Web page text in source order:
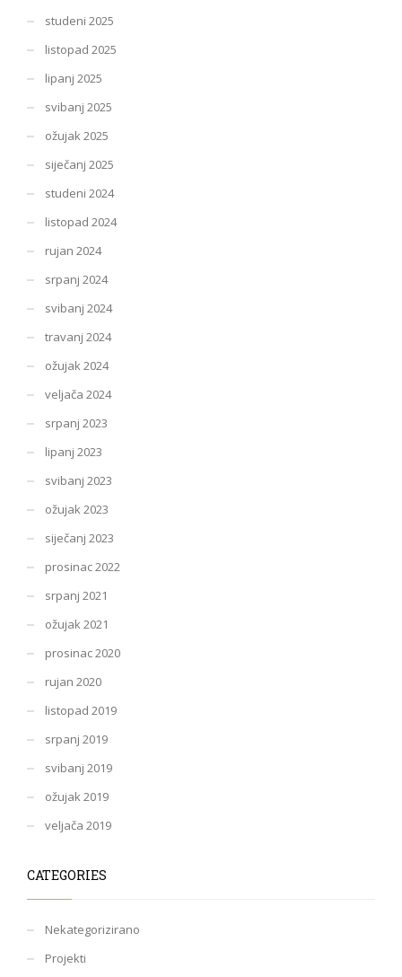
studeni 2025
listopad 2025
lipanj 2025
svibanj 2025
ožujak 2025
siječanj 2025
studeni 2024
listopad 2024
rujan 2024
srpanj 2024
svibanj 2024
travanj 2024
ožujak 2024
veljača 2024
srpanj 2023
lipanj 2023
svibanj 2023
ožujak 2023
siječanj 2023
prosinac 2022
srpanj 2021
ožujak 2021
prosinac 2020
rujan 2020
listopad 2019
srpanj 2019
svibanj 2019
ožujak 2019
veljača 2019
CATEGORIES
Nekategorizirano
Projekti